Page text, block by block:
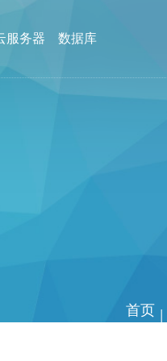
服务器 数据库
首页 |